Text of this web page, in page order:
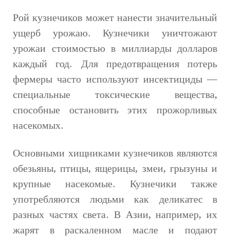
Рой кузнечиков может нанести значительный
ущерб урожаю. Кузнечики уничтожают
урожаи стоимостью в миллиарды долларов
каждый год. Для предотвращения потерь
фермеры часто используют инсектициды —
специальные токсические вещества,
способные остановить этих прожорливых
насекомых.
Основными хищниками кузнечиков являются
обезьяны, птицы, ящерицы, змеи, грызуны и
крупные насекомые. Кузнечики также
употребляются людьми как деликатес в
разных частях света. В Азии, например, их
жарят в раскаленном масле и подают